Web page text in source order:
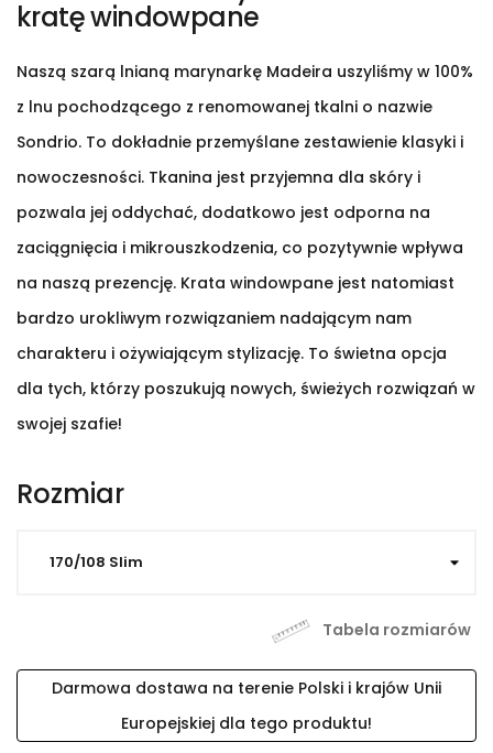
kratę windowpane
Naszą szarą lnianą marynarkę Madeira uszyliśmy w 100%
z lnu pochodzącego z renomowanej tkalni o nazwie
Sondrio. To dokładnie przemyślane zestawienie klasyki i
nowoczesności. Tkanina jest przyjemna dla skóry i
pozwala jej oddychać, dodatkowo jest odporna na
zaciągnięcia i mikrouszkodzenia, co pozytywnie wpływa
na naszą prezencję. Krata windowpane jest natomiast
bardzo urokliwym rozwiązaniem nadającym nam
charakteru i ożywiającym stylizację. To świetna opcja
dla tych, którzy poszukują nowych, świeżych rozwiązań w
swojej szafie!
Rozmiar
Tabela rozmiarów
Darmowa dostawa na terenie Polski i krajów Unii
Europejskiej dla tego produktu!